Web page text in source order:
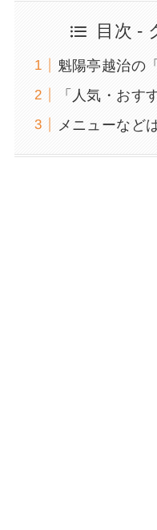
目次 -
魁陽亭越治の
「人気・おす
メニューなど